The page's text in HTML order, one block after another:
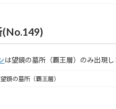
は望鏡の墓所（覇王層）のみ出現し
望鏡の墓所（覇王層）